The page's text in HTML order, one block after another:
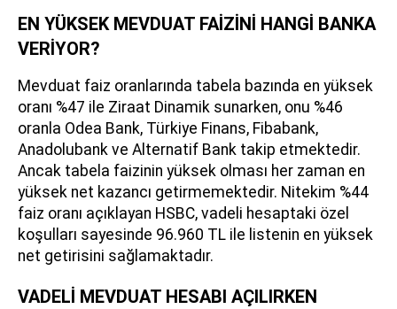
EN YÜKSEK MEVDUAT FAİZİNİ HANGİ BANKA
VERİYOR?
Mevduat faiz oranlarında tabela bazında en yüksek
oranı %47 ile Ziraat Dinamik sunarken, onu %46
oranla Odea Bank, Türkiye Finans, Fibabank,
Anadolubank ve Alternatif Bank takip etmektedir.
Ancak tabela faizinin yüksek olması her zaman en
yüksek net kazancı getirmemektedir. Nitekim %44
faiz oranı açıklayan HSBC, vadeli hesaptaki özel
koşulları sayesinde 96.960 TL ile listenin en yüksek
net getirisini sağlamaktadır.
VADELİ MEVDUAT HESABI AÇILIRKEN